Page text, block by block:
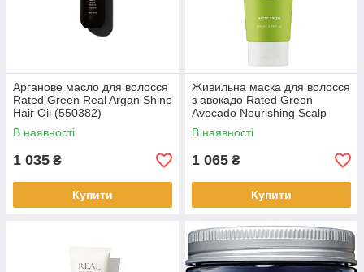
Арганове масло для волосся
Rated Green Real Argan Shine
Hair Oil (550382)
В наявності
1 035 ₴
Купити
Живильна маска для волосся
з авокадо Rated Green
Avocado Nourishing Scalp
Pack (550313)
В наявності
1 065 ₴
Купити